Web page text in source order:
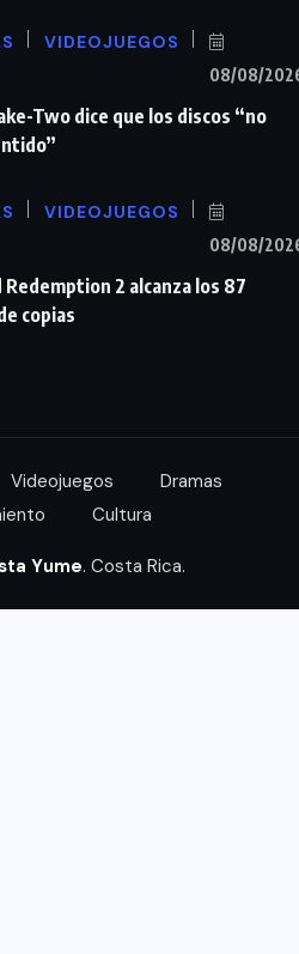
VIDEOJUEGOS
08/08/
Two dice que los discos “no
VIDEOJUEGOS
08/08/
Redemption 2 alcanza los 87
copias
Videojuegos
Dramas
Cultura
Yume. Costa Rica.